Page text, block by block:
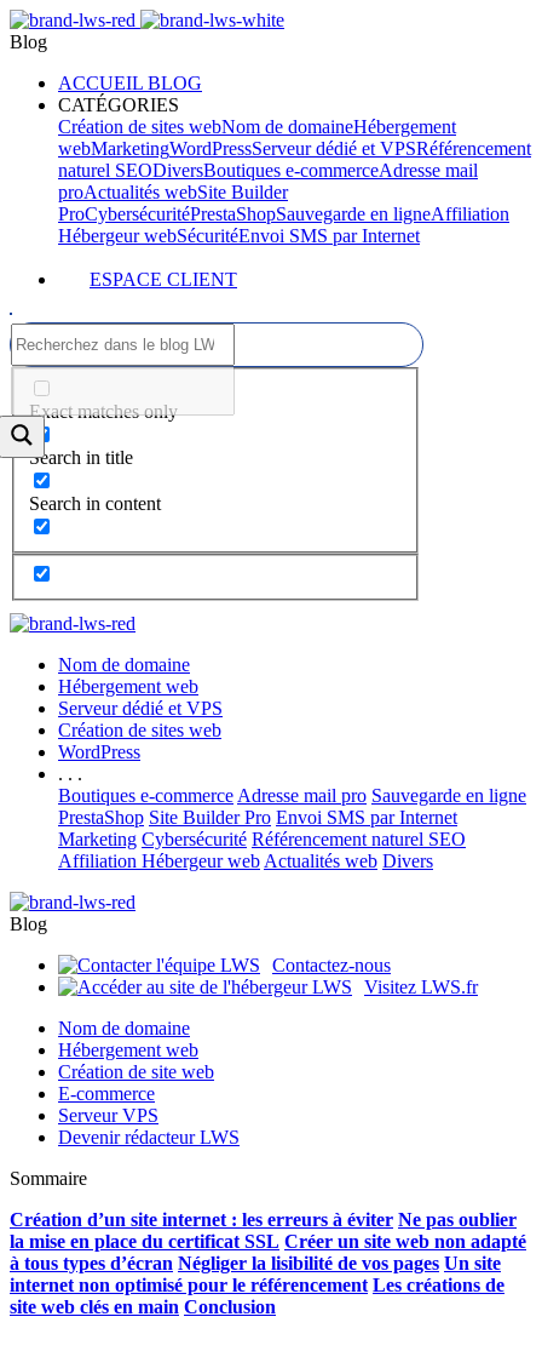
Blog
ACCUEIL BLOG
CATÉGORIES
Création de sites webNom de domaineHébergement
webMarketingWordPressServeur dédié et VPSRéférencement
naturel SEODiversBoutiques e-commerceAdresse mail
proActualités webSite Builder
ProCybersécuritéPrestaShopSauvegarde en ligneAffiliation
Hébergeur webSécuritéEnvoi SMS par Internet
ESPACE CLIENT
Exact matches only
Search in title
Search in content
Nom de domaine
Hébergement web
Serveur dédié et VPS
Création de sites web
WordPress
. . .
Boutiques e-commerce Adresse mail pro Sauvegarde en ligne
PrestaShop Site Builder Pro Envoi SMS par Internet
Marketing Cybersécurité Référencement naturel SEO
Affiliation Hébergeur web Actualités web Divers
Blog
Contactez-nous
Visitez LWS.fr
Nom de domaine
Hébergement web
Création de site web
E-commerce
Serveur VPS
Devenir rédacteur LWS
Sommaire
Création d’un site internet : les erreurs à éviter Ne pas oublier
la mise en place du certificat SSL Créer un site web non adapté
à tous types d’écran Négliger la lisibilité de vos pages Un site
internet non optimisé pour le référencement Les créations de
site web clés en main Conclusion